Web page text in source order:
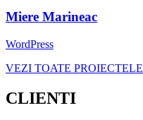
Miere Marineac
WordPress
VEZI TOATE PROIECTELE
CLIENTI